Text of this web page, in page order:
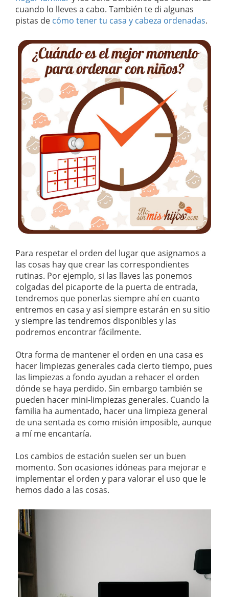
cuando lo lleves a cabo. También te di algunas
pistas de cómo tener tu casa y cabeza ordenadas.
Para respetar el orden del lugar que asignamos a
las cosas hay que crear las correspondientes
rutinas. Por ejemplo, si las llaves las ponemos
colgadas del picaporte de la puerta de entrada,
tendremos que ponerlas siempre ahí en cuanto
entremos en casa y así siempre estarán en su sitio
y siempre las tendremos disponibles y las
podremos encontrar fácilmente.
Otra forma de mantener el orden en una casa es
hacer limpiezas generales cada cierto tiempo, pues
las limpiezas a fondo ayudan a rehacer el orden
dónde se haya perdido. Sin embargo también se
pueden hacer mini-limpiezas generales. Cuando la
familia ha aumentado, hacer una limpieza general
de una sentada es como misión imposible, aunque
a mí me encantaría.
Los cambios de estación suelen ser un buen
momento. Son ocasiones idóneas para mejorar e
implementar el orden y para valorar el uso que le
hemos dado a las cosas.